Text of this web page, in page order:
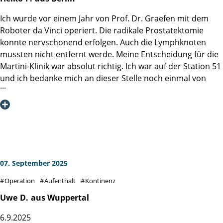
Aufgrund meiner Vorerkrankungen wurden besonders
aufmerksam meine Blutwerte, Sauerstoff kontrolliert und
immer wieder Ultraschall durchgeführt. Dank der
hervorragenden Behandlung konnte ich am 12. April 2026
die Klinik ohne Inkontinenzprobleme verlassen, wofür ich
Prof. Dr. Salomon und seinem Team von Herzen dankbar
behandelt worden.
Ich wurde vor einem Jahr von Prof. Dr. Graefen mit dem
Roboter da Vinci operiert. Die radikale Prostatektomie
konnte nervschonend erfolgen. Auch die Lymphknoten
mussten nicht entfernt werde. Meine Entscheidung für die
Martini-Klinik war absolut richtig. Ich war auf der Station 51
und ich bedanke mich an dieser Stelle noch einmal von
ganzem Herzen bei Herrn Prof. Dr. Graefen, der trotz
seines sicher vollen Terminkalenders jeden Tag für mich
usw. waren hervorragend. Dieses Bild zeigen ja auch sehr
Ich möchte kurz von meinen Erfahrungen im
07. September 2025
Operation Aufenthalt Kontinenz
Uwe D. aus Wuppertal
6.9.2025